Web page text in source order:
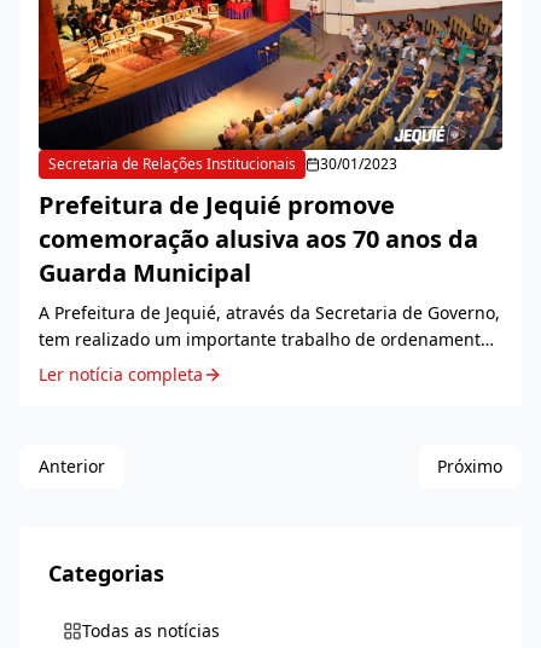
Categorias
Todas as notícias
Secretaria de Relações Institucionais 30/01/2023
Prefeitura de Jequié promove
comemoração alusiva aos 70 anos da
Guarda Municipal
A Prefeitura de Jequié, através da Secretaria de Governo,
tem realizado um importante trabalho de ordenamento
público e de proteção do patrimônio do munic&iacu...
Ler notícia completa
Anterior Próximo